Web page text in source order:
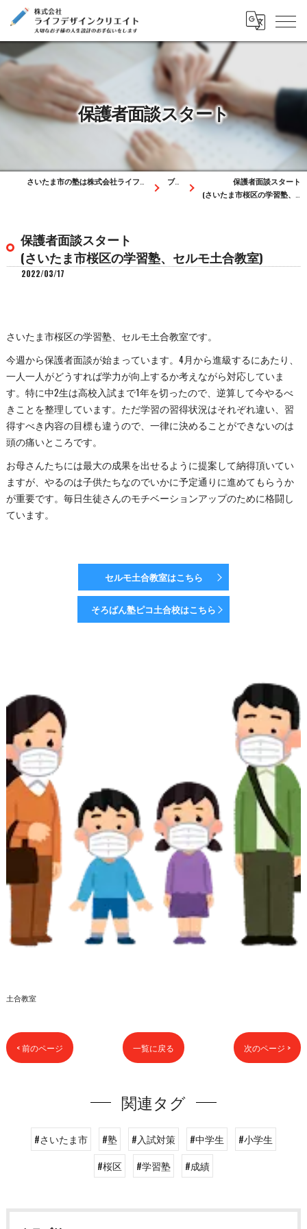
保護者面談スタート
ブログ
保護者面談スタート
(さいたま市桜区の学習塾、セルモ土合教室)
保護者面談スタート
(さいたま市桜区の学習塾、セルモ土合教室)
2022/03/17
さいたま市桜区の学習塾、セルモ土合教室です。
今週から保護者面談が始まっています。4月から進級するにあたり、
一人一人がどうすれば学力が向上するか考えながら対応していま
す。特に中2生は高校入試まで1年を切ったので、逆算して今やるべ
きことを整理しています。ただ学習の習得状況はそれぞれ違い、習
得すべき内容の目標も違うので、一律に決めることができないのは
頭の痛いところです。
お母さんたちには最大の成果を出せるように提案して納得頂いてい
ますが、やるのは子供たちなのでいかに予定通りに進めてもらうか
が重要です。毎日生徒さんのモチベーションアップのために格闘し
ています。
セルモ土合教室はこちら
そろばん塾ピコ土合校はこちら
土合教室
< 前のページ 一覧に戻る 次のページ >
関連タグ
#さいたま市 #塾 #入試対策 #中学生
#小学生
#桜区
#学習塾 #成績